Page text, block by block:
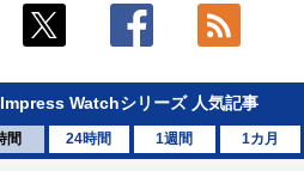
Impress Watchシリーズ 人気記事
間 24時間 1週間 1カ月